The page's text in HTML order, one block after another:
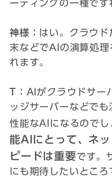
ーティングの一種です
神様： はい。クラウ
末などでAIの演算処
れます。
T： AIがクラウドサー
ッジサーバーなどで
性能なAIになるので
能AIにとって、ネ
ピードは重要です。
にも期待したいところ